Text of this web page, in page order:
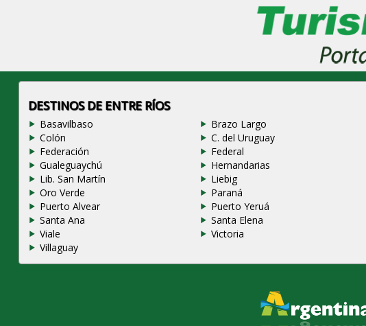
DESTINOS DE ENTRE RÍOS
Basavilbaso Brazo Largo
Colón
C. del Uruguay
Federación
Federal
Gualeguaychú
Hernandarias
Lib. San Martín
Liebig
Oro Verde
Paraná
Puerto Alvear
Puerto Yeruá
Santa Ana
Santa Elena
Viale
Victoria
Villaguay